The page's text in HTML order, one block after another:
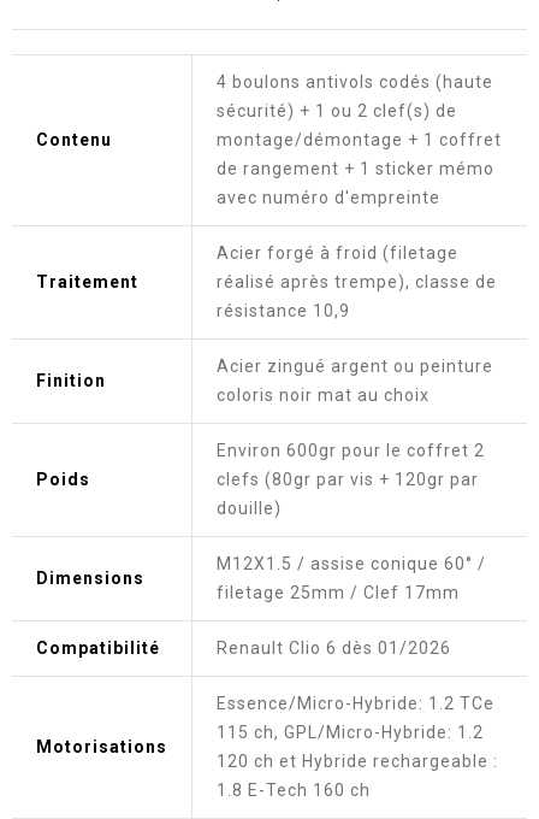
Contenu
4 boulons antivols codés (haute
sécurité) + 1 ou 2 clef(s) de
montage/démontage + 1 coffret
de rangement + 1 sticker mémo
avec numéro d'empreinte
Traitement
Acier forgé à froid (filetage
réalisé après trempe), classe de
résistance 10,9
Finition
Acier zingué argent ou peinture
coloris noir mat au choix
Poids
Environ 600gr pour le coffret 2
clefs (80gr par vis + 120gr par
douille)
Dimensions
M12X1.5 / assise conique 60° /
filetage 25mm / Clef 17mm
Compatibilité Renault Clio 6 dès 01/2026
Motorisations
Essence/Micro-Hybride: 1.2 TCe
115 ch, GPL/Micro-Hybride: 1.2
120 ch et Hybride rechargeable :
1.8 E-Tech 160 ch